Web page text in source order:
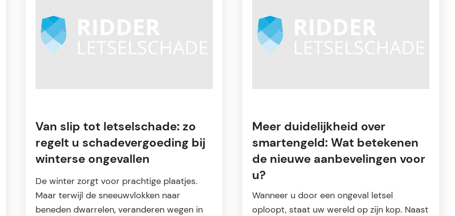
Van slip tot letselschade: zo
regelt u schadevergoeding bij
winterse ongevallen
De winter zorgt voor prachtige plaatjes.
Maar terwijl de sneeuwvlokken naar
beneden dwarrelen, veranderen wegen in
Meer duidelijkheid over
smartengeld: Wat betekenen
de nieuwe aanbevelingen voor
u?
Wanneer u door een ongeval letsel
oploopt, staat uw wereld op zijn kop. Naast